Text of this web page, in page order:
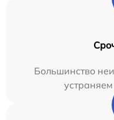
Большинство